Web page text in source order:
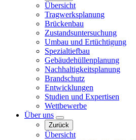
Übersicht
Tragwerksplanung
Brückenbau
Zustandsuntersuchung
Umbau und Ertüchtigung
Spezialtiefbau
Gebäudehüllenplanung
Nachhaltigkeitsplanung
Brandschutz
Entwicklungen
Studien und Expertisen
Wettbewerbe
Über uns
Zurück
Übersicht